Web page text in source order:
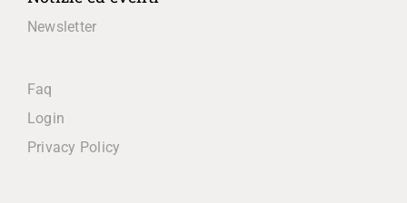
Newsletter
Faq
Login
Privacy Policy